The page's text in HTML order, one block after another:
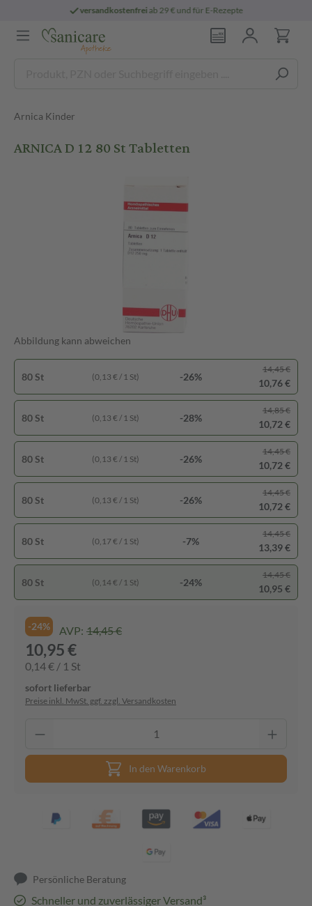
ab 29 € und für E-Rezepte
Arnica Kinder
ARNICA D 12 80 St Tabletten
Abbildung kann abweichen
80 St (0,13 € / 1 St) -26%
14,45 €
10,76 €
80 St (0,13 € / 1 St) -28%
14,85 €
10,72 €
80 St (0,13 € / 1 St) -26%
14,45 €
10,72 €
80 St (0,13 € / 1 St) -26%
14,45 €
10,72 €
80 St (0,17 € / 1 St) -7%
14,45 €
13,39 €
80 St (0,14 € / 1 St) -24%
14,45 €
10,95 €
-24% AVP: 14,45 €
10,95 €
0,14 € / 1 St
sofort lieferbar
Preise inkl. MwSt. ggf. zzgl. Versandkosten
In den Warenkorb
Persönliche Beratung
Schneller und zuverlässiger Versand³